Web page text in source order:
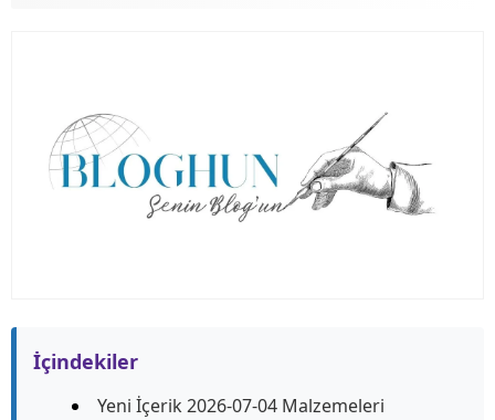
İçindekiler
Yeni İçerik 2026-07-04 Malzemeleri